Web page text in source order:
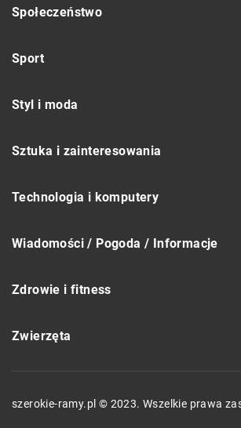
Społeczeństwo
Sport
Styl i moda
Sztuka i zainteresowania
Technologia i komputery
Wiadomości / Pogoda / Informacje
Zdrowie i fitness
Zwierzęta
szerokie-ramy.pl © 2023. Wszelkie prawa